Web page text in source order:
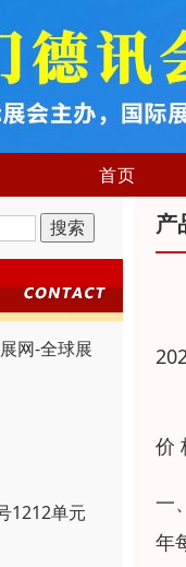
首页
网-全球展
1212单元
产
价
一
年